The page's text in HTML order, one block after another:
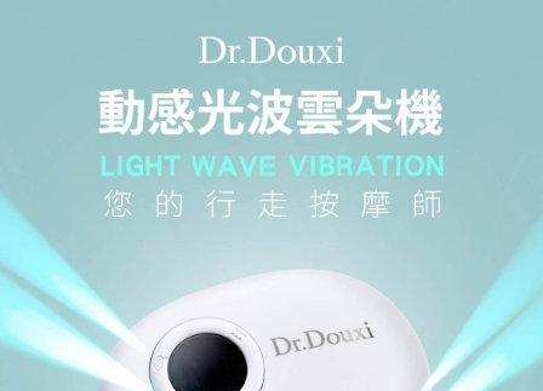
若您對於個人資料之處理、利用有任何疑問，或欲行使相關法律權利，請聯
繫恩沛科技股份有限公司。若您不同意我們將上開所示之個人資料，連同必
要之購買訂單資訊提供予 AFTEE ，或讓 AFTEE 蒐集處理利用您的個人資
料，請勿選用本服務。